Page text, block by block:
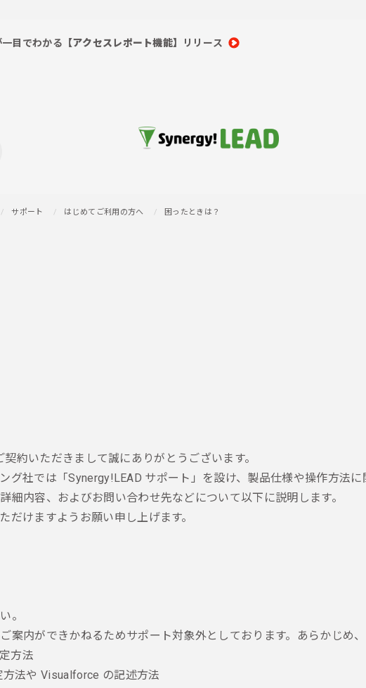
目でわかる 【アクセスレポート機能】 リリース
サポート はじめてご利用の方へ 困ったときは？
約いただきまして誠にありがとうございます。
グ社では「Synergy!LEAD サポート」を設け、製品仕様や操作方法
内容、およびお問い合わせ先などについて以下に説明します。
けますようお願い申し上げます。
。
案内ができかねるためサポート対象外としております。あらかじめ
方法
法や Visualforce の記述方法